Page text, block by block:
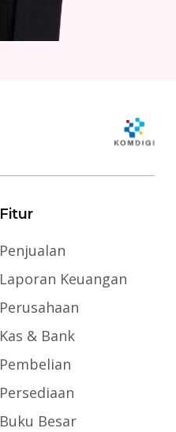
Fitur
Penjualan
Laporan Keuangan
Perusahaan
Kas & Bank
Pembelian
Persediaan
Buku Besar